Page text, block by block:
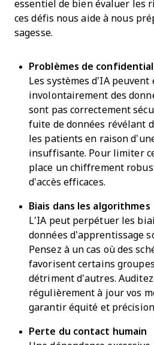
essentiel de bien évaluer les
ces défis nous aide à nous
sagesse.
Problèmes de
Les systèmes d’IA peuvent
involontairement des
sont pas correctement
fuite de données révélant
les patients en raison
insuffisante. Pour limiter
place un chiffrement
d’accès efficaces.
Biais dans les algorithmes
L’IA peut perpétuer les
données d’apprentissage
Pensez à un cas où des
favorisent certains
détriment d’autres.
régulièrement à jour vos
garantir équité et
Perte du contact humain